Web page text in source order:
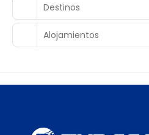
Destinos
Alojamientos